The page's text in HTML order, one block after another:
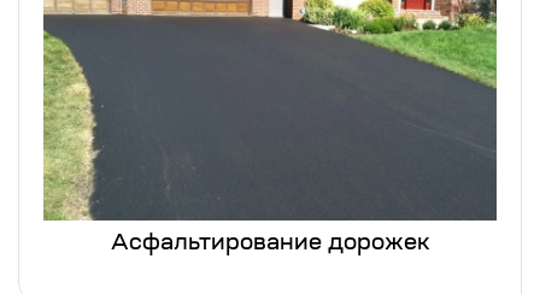
Асфальтирование дорожек